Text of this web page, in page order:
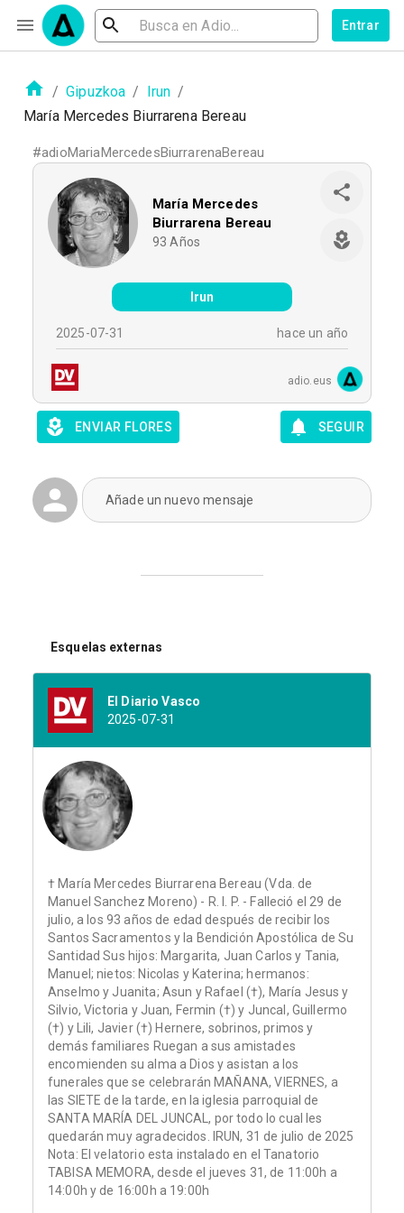
Entrar
/ Gipuzkoa / Irun /
María Mercedes Biurrarena Bereau
#adioMariaMercedesBiurrarenaBereau
María Mercedes
Biurrarena Bereau
93 Años
Irun
2025-07-31 hace un año
adio.eus
ENVIAR FLORES SEGUIR
Añade un nuevo mensaje
Esquelas externas
El Diario Vasco
2025-07-31
† María Mercedes Biurrarena Bereau (Vda. de
Manuel Sanchez Moreno) - R. I. P. - Falleció el 29 de
julio, a los 93 años de edad después de recibir los
Santos Sacramentos y la Bendición Apostólica de Su
Santidad Sus hijos: Margarita, Juan Carlos y Tania,
Manuel; nietos: Nicolas y Katerina; hermanos:
Anselmo y Juanita; Asun y Rafael (†), María Jesus y
Silvio, Victoria y Juan, Fermin (†) y Juncal, Guillermo
(†) y Lili, Javier (†) Hernere, sobrinos, primos y
demás familiares Ruegan a sus amistades
encomienden su alma a Dios y asistan a los
funerales que se celebrarán MAÑANA, VIERNES, a
las SIETE de la tarde, en la iglesia parroquial de
SANTA MARÍA DEL JUNCAL, por todo lo cual les
quedarán muy agradecidos. IRUN, 31 de julio de 2025
Nota: El velatorio esta instalado en el Tanatorio
TABISA MEMORA, desde el jueves 31, de 11:00h a
14:00h y de 16:00h a 19:00h